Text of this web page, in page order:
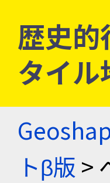
歴史
タイ
トβ版 >